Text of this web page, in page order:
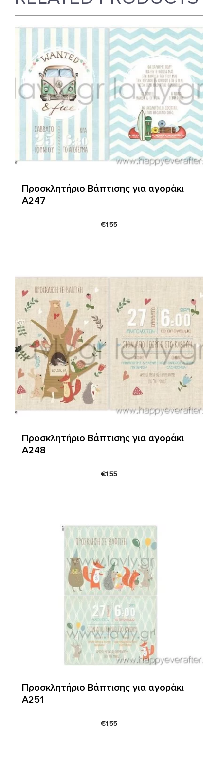
Προσκλητήριο Βάπτισης για αγοράκι
Α247
€1,55
Προσκλητήριο Βάπτισης για αγοράκι
Α248
€1,55
Προσκλητήριο Βάπτισης για αγοράκι
Α251
€1,55